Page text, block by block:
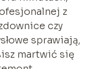
z
czy
sprawiają,
martwić się